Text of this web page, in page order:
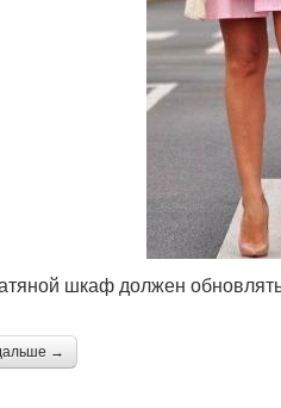
шкаф должен
→